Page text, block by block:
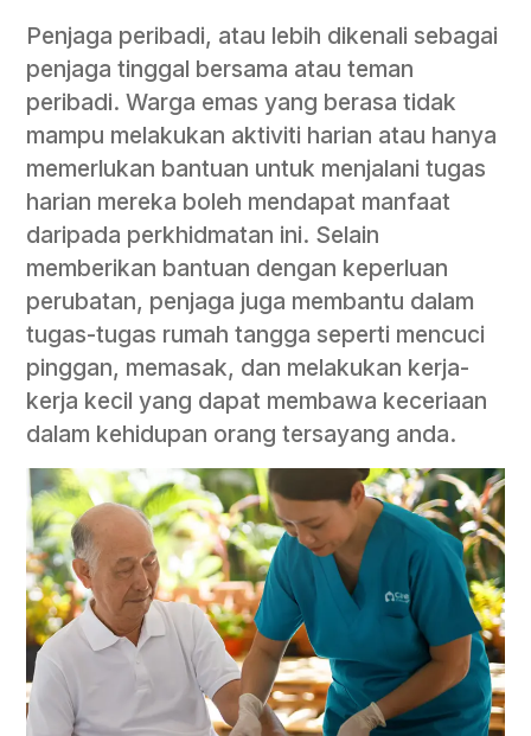
Penjaga peribadi, atau lebih dikenali sebagai
penjaga tinggal bersama atau teman
peribadi. Warga emas yang berasa tidak
mampu melakukan aktiviti harian atau hanya
memerlukan bantuan untuk menjalani tugas
harian mereka boleh mendapat manfaat
daripada perkhidmatan ini. Selain
memberikan bantuan dengan keperluan
perubatan, penjaga juga membantu dalam
tugas-tugas rumah tangga seperti mencuci
pinggan, memasak, dan melakukan kerja-
kerja kecil yang dapat membawa keceriaan
dalam kehidupan orang tersayang anda.